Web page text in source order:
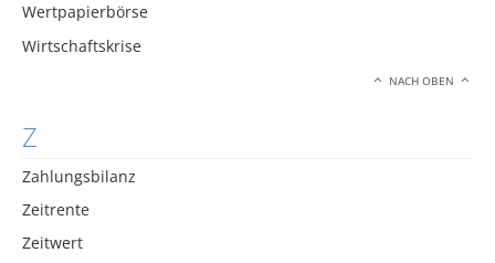
Wertpapierbörse
Wirtschaftskrise
NACH OBEN
Z
Zahlungsbilanz
Zeitrente
Zeitwert